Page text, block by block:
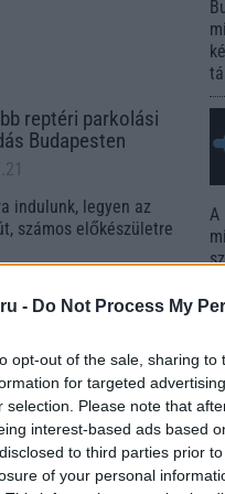
- Do Not Process My
opt-out of the sale, sharing
for targeted
selection. Please note that
interest-based ads based
to third parties prior
of your personal
reptéri parkolási
Budapesten
indulunk, legyen az
számos előkészületre
A
annyira a
először találkozik egy
oroszlánnak, akkor
állat melyik
hány kilót nyom.
A